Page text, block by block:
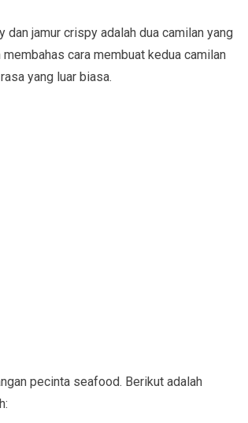
dan jamur crispy adalah dua camilan yang
cara membuat kedua camilan
yang luar biasa.
pecinta seafood. Berikut adalah